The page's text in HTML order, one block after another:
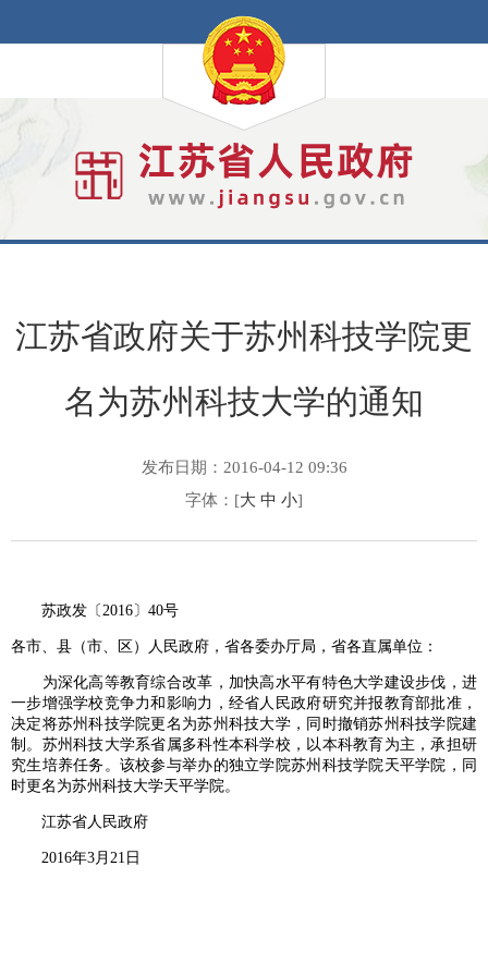
江苏省政府关于苏州科技学院更
名为苏州科技大学的通知
发布日期：2016-04-12 09:36
字体：[大 中 小]
苏政发〔2016〕40号
各市、县（市、区）人民政府，省各委办厅局，省各直属单位：
为深化高等教育综合改革，加快高水平有特色大学建设步伐，进
一步增强学校竞争力和影响力，经省人民政府研究并报教育部批准，
决定将苏州科技学院更名为苏州科技大学，同时撤销苏州科技学院建
制。苏州科技大学系省属多科性本科学校，以本科教育为主，承担研
究生培养任务。该校参与举办的独立学院苏州科技学院天平学院，同
时更名为苏州科技大学天平学院。
江苏省人民政府
2016年3月21日